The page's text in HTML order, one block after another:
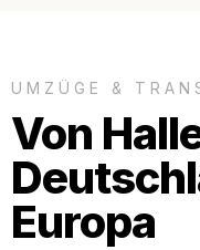
UMZÜGE &
Von
Europa